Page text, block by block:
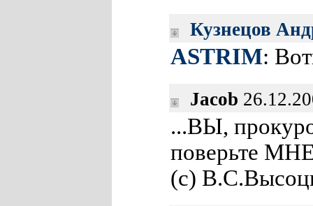
Кузнецов
ASTRIM:
Jacob
...ВЫ,
поверьте
(с)